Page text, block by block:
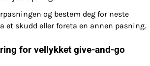
og bestem deg for neste
et skudd eller foreta en annen pasning.
for vellykket give-and-go